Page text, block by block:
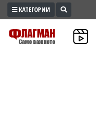
ПРОМО
ЗОНА
КАТЕГОРИИ